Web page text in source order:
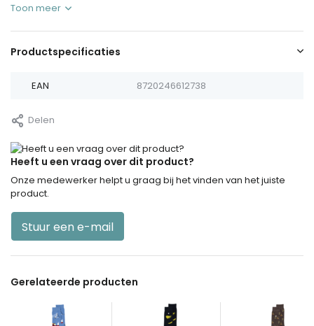
Toon meer
Productspecificaties
EAN 8720246612738
Delen
Heeft u een vraag over dit product?
Onze medewerker helpt u graag bij het vinden van het juiste
product.
Stuur een e-mail
Gerelateerde producten